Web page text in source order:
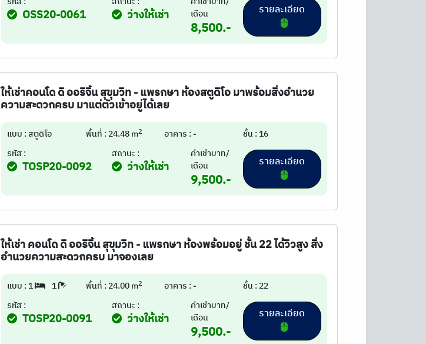
OSS20-0061 ว่างให้เช่า
เดือน
8,500.-
ให้เช่าคอนโด ดิ ออริจิ้น สุขุมวิท - แพรกษา ห้องสตูดิโอ มาพร้อมสิ่งอำนวย
ความสะดวกครบ มาแต่ตัวเข้าอยู่ได้เลย
แบบ : สตูดิโอ พื้นที่ : 24.48 m2 อาคาร : -
ชั้น : 16
รหัส :
TOSP20-0092
สถานะ :
ว่างให้เช่า
ค่าเช่าบาท/
เดือน
9,500.-
ให้เช่า คอนโด ดิ ออริจิ้น สุขุมวิท - แพรกษา ห้องพร้อมอยู่ ชั้น 22 ได้วิวสูง สิ่ง
อำนวยความสะดวกครบ มาจองเลย
แบบ : 1 1 พื้นที่ : 24.00 m2 อาคาร : -
ชั้น : 22
รหัส :
TOSP20-0091
สถานะ :
ว่างให้เช่า
ค่าเช่าบาท/
เดือน
9,500.-